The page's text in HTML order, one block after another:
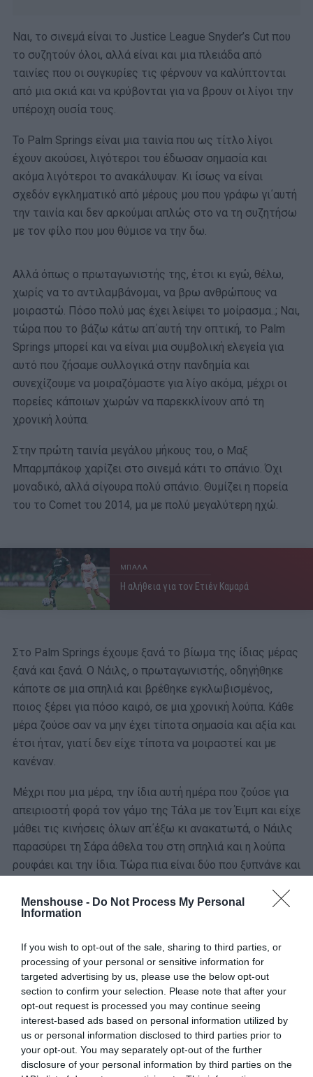
Menshouse - Do Not Process My Personal
Information
If you wish to opt-out of the sale, sharing to third parties, or
processing of your personal or sensitive information for
targeted advertising by us, please use the below opt-out
section to confirm your selection. Please note that after your
opt-out request is processed you may continue seeing
interest-based ads based on personal information utilized by
us or personal information disclosed to third parties prior to
your opt-out. You may separately opt-out of the further
disclosure of your personal information by third parties on the
Ναι, το σινεμά είναι το Justice League Snyder’s Cut που
το συζητούν όλοι, αλλά είναι και μια πλειάδα από
ταινίες που οι συγκυρίες τις φέρνουν να καλύπτονται
από μια σκιά και να κρύβονται για να βρουν οι λίγοι την
υπέροχη ουσία τους.
Το Palm Springs είναι μια ταινία που ως τίτλο λίγοι
έχουν ακούσει, λιγότεροι του έδωσαν σημασία και
ακόμα λιγότεροι το ανακάλυψαν. Κι ίσως να είναι
σχεδόν εγκληματικό από μέρους μου που γράφω γι΄αυτή
την ταινία και δεν αρκούμαι απλώς στο να τη συζητήσω
με τον φίλο που μου θύμισε να την δω.
Αλλά όπως ο πρωταγωνιστής της, έτσι κι εγώ, θέλω,
χωρίς να το αντιλαμβάνομαι, να βρω ανθρώπους να
μοιραστώ. Πόσο πολύ μας έχει λείψει το μοίρασμα..; Ναι,
τώρα που το βάζω κάτω απ΄αυτή την οπτική, το Palm
Springs μπορεί και να είναι μια συμβολική ελεγεία για
αυτό που ζήσαμε συλλογικά στην πανδημία και
συνεχίζουμε να μοιραζόμαστε για λίγο ακόμα, μέχρι οι
πορείες κάποιων χωρών να παρεκκλίνουν από τη
χρονική λούπα.
Στην πρώτη ταινία μεγάλου μήκους του, ο Μαξ
Μπαρμπάκοφ χαρίζει στο σινεμά κάτι το σπάνιο. Όχι
μοναδικό, αλλά σίγουρα πολύ σπάνιο. Θυμίζει η πορεία
του το Comet του 2014, μα με πολύ μεγαλύτερη ηχώ.
ΜΠΑΛΑ
Η αλήθεια για τον Ετιέν Καμαρά
Στο Palm Springs έχουμε ξανά το βίωμα της ίδιας μέρας
ξανά και ξανά. Ο Νάιλς, ο πρωταγωνιστής, οδηγήθηκε
κάποτε σε μια σπηλιά και βρέθηκε εγκλωβισμένος,
ποιος ξέρει για πόσο καιρό, σε μια χρονική λούπα. Κάθε
μέρα ζούσε σαν να μην έχει τίποτα σημασία και αξία και
έτσι ήταν, γιατί δεν είχε τίποτα να μοιραστεί και με
κανέναν.
Μέχρι που μια μέρα, την ίδια αυτή ημέρα που ζούσε για
απειριοστή φορά τον γάμο της Τάλα με τον Έιμπ και είχε
μάθει τις κινήσεις όλων απ΄έξω κι ανακατωτά, ο Νάιλς
παρασύρει τη Σάρα άθελα του στη σπηλιά και η λούπα
ρουφάει και την ίδια. Τώρα πια είναι δύο που ξυπνάνε και
υπόλοιπο κόσμο παραμένει απαράλλαχτη.
διέξοδο – λες και ο Νάιλς δεν το προσπάθησε ποτέ..; –
εν τέλει καταλήγουν να απολαμβάνουν μια ζωή χωρίς
άγχος, μια ζωή χωρίς τίποτα και εκεί αντικρύζουν την
αλήθεια που δεν θα ήθελε κανείς άνθρωπος να γνωρίζει.
Ποια είναι αυτή; Όλοι μας θα θέλαμε να είμαστε για
πάντα νέοι, να μην πεθάνουμε, να γίνουμε παντοτινοί. Θα
μπορούσαμε όμως να αντέξουμε ότι ο κόσμος για τους